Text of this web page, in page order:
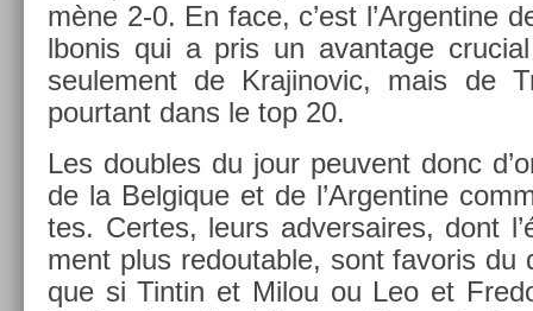
mène 2-0. En face, c’est l’Ar­gentine
lbonis qui a pris un avan­tage
seule­ment de Krajinovic, mais de
pour­tant dans le top 20.
Les doub­les du jour peuvent donc
de la Be­lgique et de l’Ar­gentine
tes. Cer­tes, leurs ad­versaires, dont
ment plus re­dout­able, sont favoris du
que si Tin­tin et Milou ou Leo et